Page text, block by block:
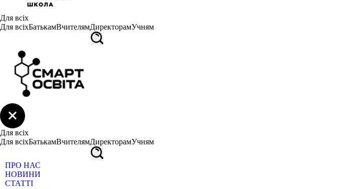
Для всіх
Для всіхБатькамВчителямДиректорамУчням
Для всіх
Для всіхБатькамВчителямДиректорамУчням
ПРО НАС
НОВИНИ
СТАТТІ